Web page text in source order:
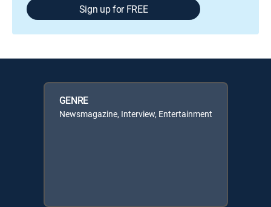
Sign up for FREE
GENRE
Newsmagazine, Interview, Entertainment